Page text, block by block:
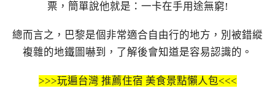
票，簡單說他就是：一卡在手用途無窮!
總而言之，巴黎是個非常適合自由行的地方，別被錯縱
複雜的地鐵圖嚇到，了解後會知道是容易認識的。
>>>玩遍台灣 推薦住宿 美食景點懶人包<<<